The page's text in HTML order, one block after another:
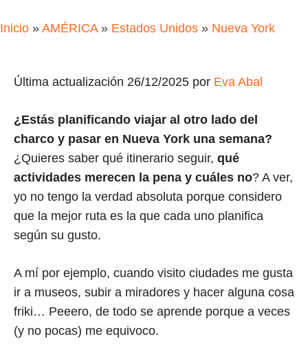
Inicio » AMÉRICA» Estados Unidos » Nueva York
Última actualización 26/12/2025 por Eva Abal
¿Estás planificando viajar al otro lado del
charco y pasar en Nueva York una semana?
¿Quieres saber qué itinerario seguir, qué
actividades merecen la pena y cuáles no? A ver,
yo no tengo la verdad absoluta porque considero
que la mejor ruta es la que cada uno planifica
según su gusto.
A mí por ejemplo, cuando visito ciudades me gusta
ir a museos, subir a miradores y hacer alguna cosa
friki… Peeero, de todo se aprende porque a veces
(y no pocas) me equivoco.